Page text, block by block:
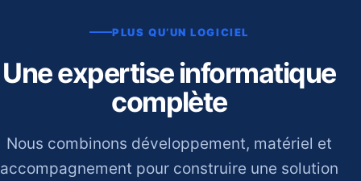
PLUS QU’UN LOGICIEL
Une expertise informatique
complète
Nous combinons développement, matériel et
accompagnement pour construire une solution